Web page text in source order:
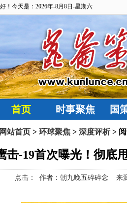
！今天是：2026年-8月8日-星期六
首页 时事聚焦 国
网站首页 > 环球聚焦 > 深度评析> 阅
击-19首次曝光！彻底
点击： 作者：朝九晚五碎碎念 来